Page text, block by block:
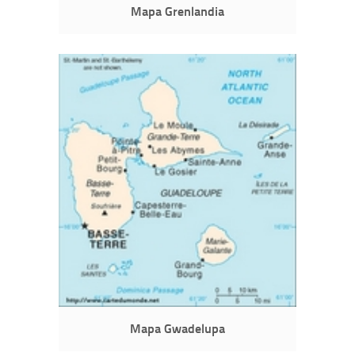
Mapa Grenlandia
Mapa Gwadelupa